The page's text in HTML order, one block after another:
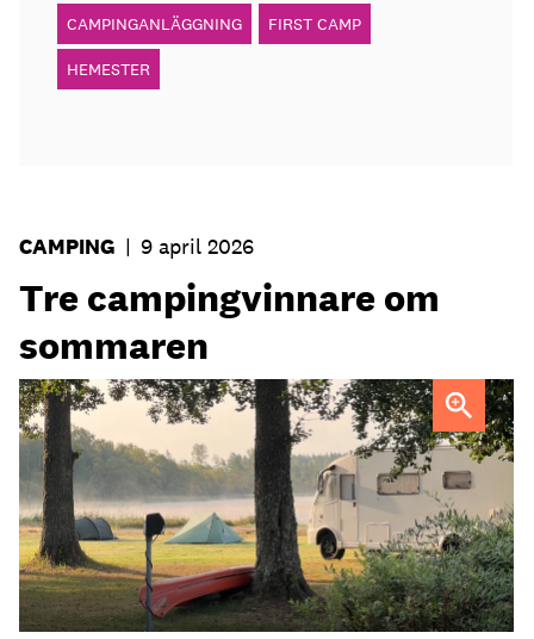
CAMPINGANLÄGGNING FIRST CAMP
HEMESTER
CAMPING | 9 april 2026
Tre campingvinnare om
sommaren
Hultsfred Strandcamping står redo för en ny säsong.